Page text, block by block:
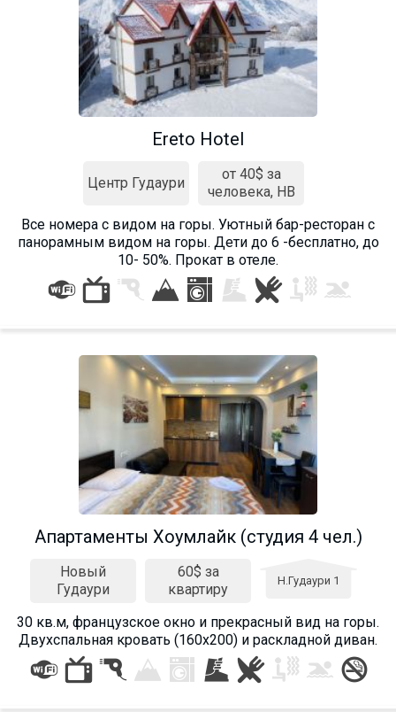
Ereto Hotel
Центр Гудаури
от 40$ за
человека, HB
Все номера c видом на горы. Уютный бар-ресторан с
панорамным видом на горы. Дети до 6 -бесплатно, до
10- 50%. Прокат в отеле.
Aпартаменты Хоумлайк (студия 4 чел.)
Новый
Гудаури
60$ за
квартиру
Н.Гудаури 1
30 кв.м, французское окно и прекрасный вид на горы.
Двухспальная кровать (160х200) и раскладной диван.